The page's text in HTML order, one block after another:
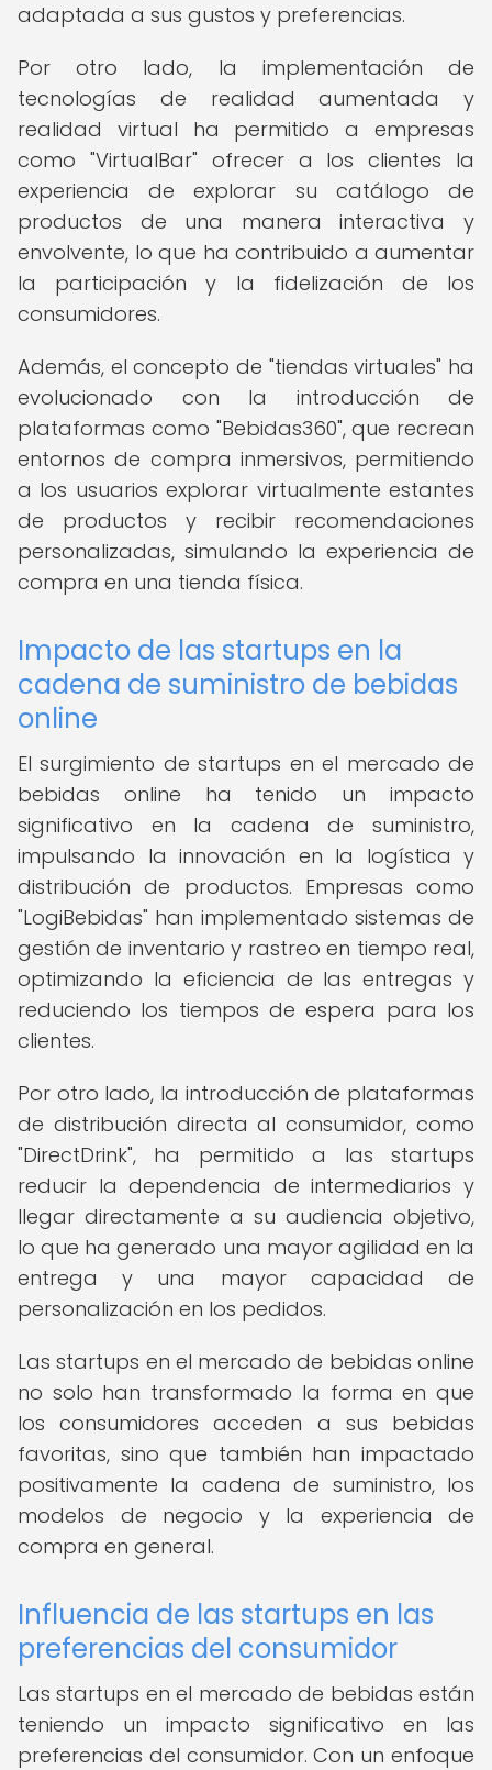
adaptada a sus gustos y preferencias.
Por otro lado, la implementación de
tecnologías de realidad aumentada y
realidad virtual ha permitido a empresas
como "VirtualBar" ofrecer a los clientes la
experiencia de explorar su catálogo de
productos de una manera interactiva y
envolvente, lo que ha contribuido a aumentar
la participación y la fidelización de los
consumidores.
Además, el concepto de "tiendas virtuales" ha
evolucionado con la introducción de
plataformas como "Bebidas360", que recrean
entornos de compra inmersivos, permitiendo
a los usuarios explorar virtualmente estantes
de productos y recibir recomendaciones
personalizadas, simulando la experiencia de
compra en una tienda física.
Impacto de las startups en la
cadena de suministro de bebidas
online
El surgimiento de startups en el mercado de
bebidas online ha tenido un impacto
significativo en la cadena de suministro,
impulsando la innovación en la logística y
distribución de productos. Empresas como
"LogiBebidas" han implementado sistemas de
gestión de inventario y rastreo en tiempo real,
optimizando la eficiencia de las entregas y
reduciendo los tiempos de espera para los
clientes.
Por otro lado, la introducción de plataformas
de distribución directa al consumidor, como
"DirectDrink", ha permitido a las startups
reducir la dependencia de intermediarios y
llegar directamente a su audiencia objetivo,
lo que ha generado una mayor agilidad en la
entrega y una mayor capacidad de
personalización en los pedidos.
Las startups en el mercado de bebidas online
no solo han transformado la forma en que
los consumidores acceden a sus bebidas
favoritas, sino que también han impactado
positivamente la cadena de suministro, los
modelos de negocio y la experiencia de
compra en general.
Influencia de las startups en las
preferencias del consumidor
Las startups en el mercado de bebidas están
teniendo un impacto significativo en las
preferencias del consumidor. Con un enfoque